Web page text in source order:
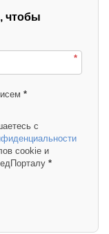
чтобы
*
*
с
cookie и
*